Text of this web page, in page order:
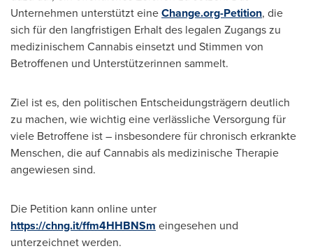
Unternehmen unterstützt eineChange.org-Petition, die
sich für den langfristigen Erhalt des legalen Zugangs zu
medizinischem Cannabis einsetzt und Stimmen von
Betroffenen und Unterstützerinnen sammelt.
Ziel ist es, den politischen Entscheidungsträgern deutlich
zu machen, wie wichtig eine verlässliche Versorgung für
viele Betroffene ist – insbesondere für chronisch erkrankte
Menschen, die auf Cannabis als medizinische Therapie
angewiesen sind.
Die Petition kann online unter
https://chng.it/ffm4HHBNSm eingesehen und
unterzeichnet werden.